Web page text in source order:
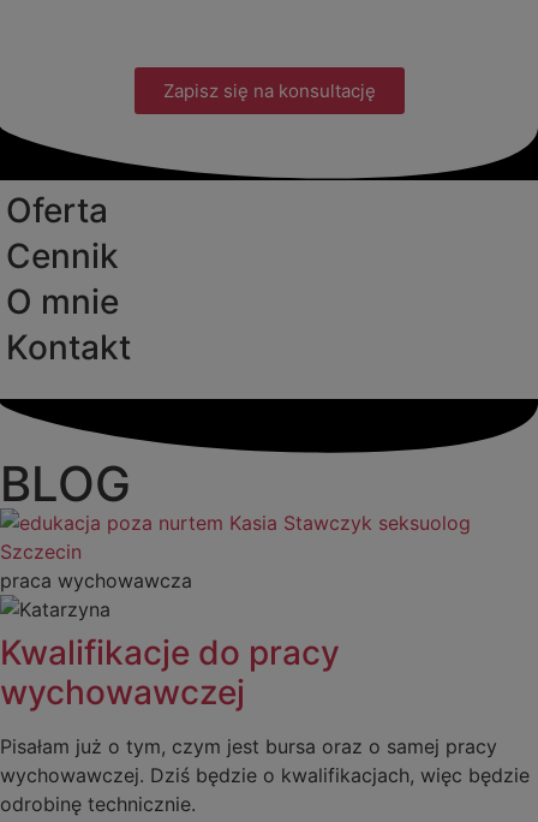
Zapisz się na konsultację
Oferta
Cennik
O mnie
Kontakt
BLOG
praca wychowawcza
Kwalifikacje do pracy
wychowawczej
Pisałam już o tym, czym jest bursa oraz o samej pracy
wychowawczej. Dziś będzie o kwalifikacjach, więc będzie
odrobinę technicznie.